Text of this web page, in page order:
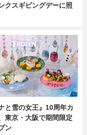
クスギビングデーに照
と雪の女王』10周年カ
東京・大阪で期間限定
ン